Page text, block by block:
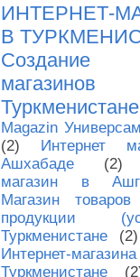
ИНТЕРНЕТ-
В
Создание
Туркменистане
Magazin
(2)
Интернет
Ашхабаде
(2)
магазин в
Магазин
продукции
Туркменистане
(2)
Интернет-
Туркменистане